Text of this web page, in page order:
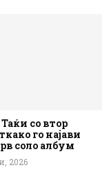
со втор
го најави
соло албум
2026